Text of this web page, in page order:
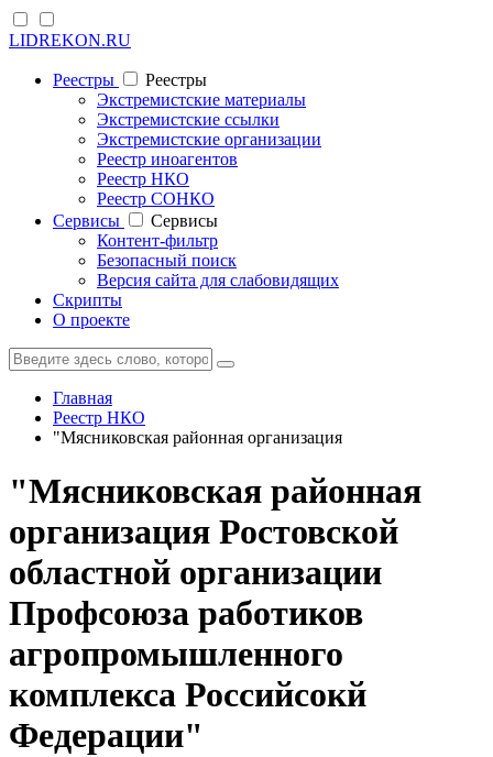
LIDREKON.RU
Реестры
Реестры
Экстремистские материалы
Экстремистские ссылки
Экстремистские организации
Реестр иноагентов
Реестр НКО
Реестр СОНКО
Cервисы
Cервисы
Контент-фильтр
Безопасный поиск
Версия сайта для слабовидящих
Скрипты
О проекте
Главная
Реестр НКО
"Мясниковская районная организация
"Мясниковская районная
организация Ростовской
областной организации
Профсоюза работиков
агропромышленного
комплекса Российсокй
Федерации"